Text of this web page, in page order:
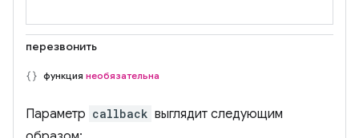
перезвонить
функция необязательна
Параметр callback выглядит следующим